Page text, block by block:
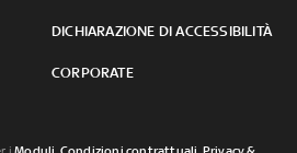
DICHIARAZIONE DI ACCESSIBILITÀ
CORPORATE